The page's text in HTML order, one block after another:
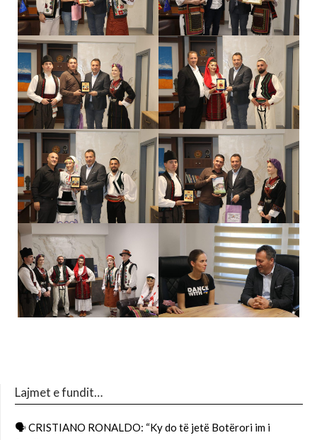
Lajmet e fundit…
🗣 CRISTIANO RONALDO: “Ky do të jetë Botërori im i